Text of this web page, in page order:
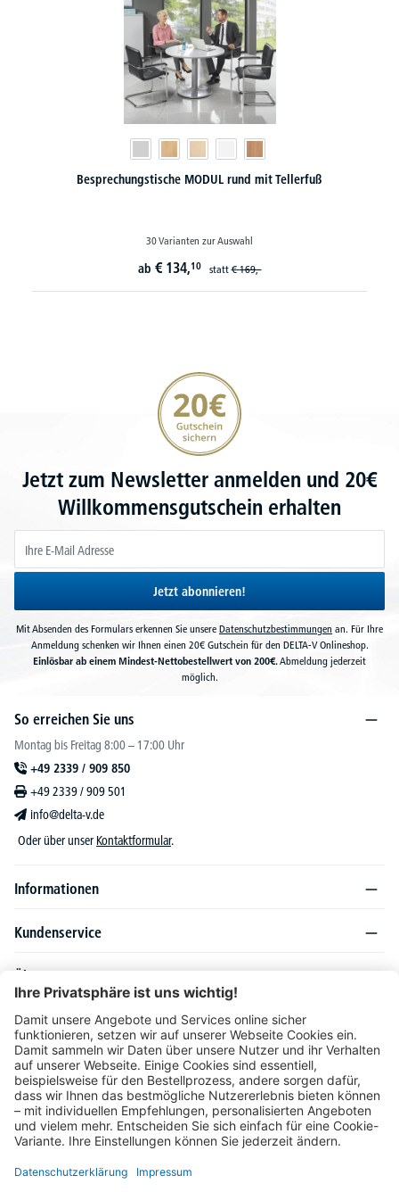
Besprechungstische MODUL rund mit Tellerfuß
30 Varianten zur Auswahl
ab € 134,10 statt€ 169,-
20€ Gutschein sichern
Jetzt zum Newsletter anmelden und 20€
Willkommensgutschein erhalten
Jetzt abonnieren!
Mit Absenden des Formulars erkennen Sie unsere Datenschutzbestimmungen an. Für Ihre
Anmeldung schenken wir Ihnen einen 20€ Gutschein für den DELTA-V Onlineshop.
Einlösbar ab einem Mindest-Nettobestellwert von 200€.Abmeldung jederzeit
möglich.
So erreichen Sie uns
Montag bis Freitag 8:00 – 17:00 Uhr
+49 2339 / 909 850
+49 2339 / 909 501
info@delta-v.de
Oder über unser Kontaktformular.
Informationen
Kundenservice
Über DELTA-V
Produktsortiment
Ratgeber
Folgen Sie uns auch auf
Unser Angebot richtet sich ausschließlich an Industrie, Handel, Gewerbe und